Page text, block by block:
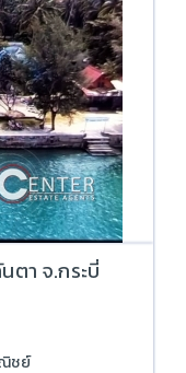
ตา จ.กระบี่
ชย์